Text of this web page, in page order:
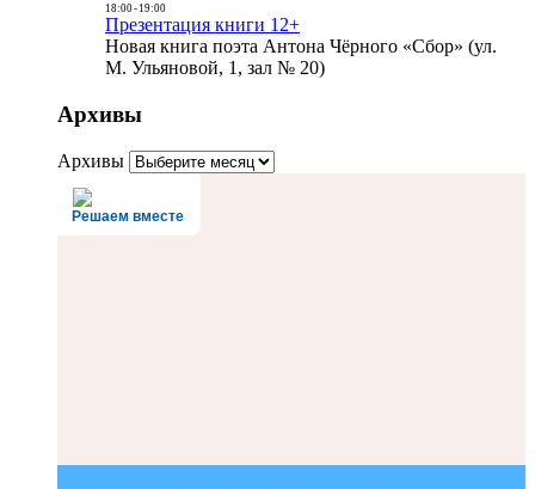
18:00- 19:00
Презентация книги 12+
Новая книга поэта Антона Чёрного «Сбор» (ул.
М. Ульяновой, 1, зал № 20)
Архивы
Архивы
Решаем вместе